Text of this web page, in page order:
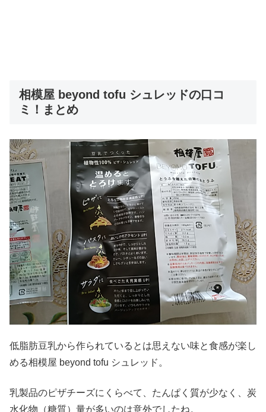
相模屋 beyond tofu シュレッドの口コ
ミ！まとめ
低脂肪豆乳から作られているとは思えない味と食感が楽し
める相模屋 beyond tofu シュレッド。
乳製品のピザチーズにくらべて、たんぱく質が少なく、炭
水化物（糖質）量が多いのは意外でしたね。